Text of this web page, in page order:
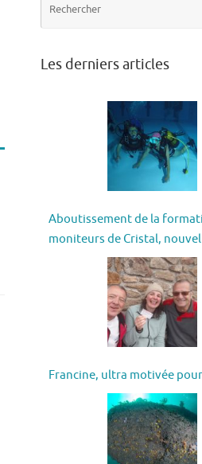
Les derniers articles
Aboutissement de la
moniteurs de Cristal,
Francine, ultra motivée